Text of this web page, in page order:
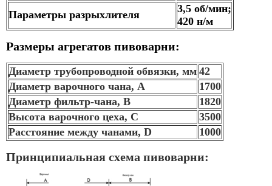
Параметры разрыхлителя
3,5 об/мин;
420 н/м
Размеры агрегатов пивоварни:
Диаметр трубопроводной обвязки, мм 42
Диаметр варочного чана, А
1700
Диаметр фильтр-чана, B
1820
Высота варочного цеха, C
3500
Расстояние между чанами, D
1000
Принципиальная схема пивоварни: